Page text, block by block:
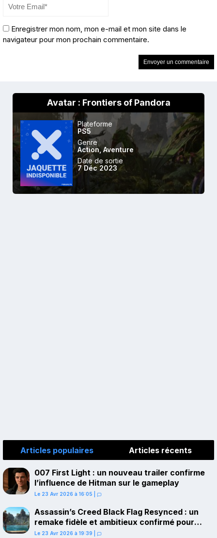
Enregistrer mon nom, mon e-mail et mon site dans le
navigateur pour mon prochain commentaire.
Avatar : Frontiers of Pandora
Plateforme
PS5
Genre
Action, Aventure
Date de sortie
7 Déc 2023
Articles populaires Articles récents
007 First Light : un nouveau trailer confirme
l’influence de Hitman sur le gameplay
Le 23 Avr 2026 à 16:05
Assassin’s Creed Black Flag Resynced : un
remake fidèle et ambitieux confirmé pour
juillet sur PS5
Le 23 Avr 2026 à 19:39